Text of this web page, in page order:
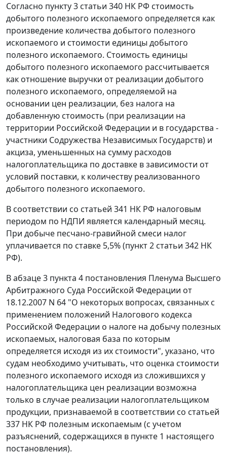
Согласно пункту 3 статьи 340 НК РФ стоимость
добытого полезного ископаемого определяется как
произведение количества добытого полезного
ископаемого и стоимости единицы добытого
полезного ископаемого. Стоимость единицы
добытого полезного ископаемого рассчитывается
как отношение выручки от реализации добытого
полезного ископаемого, определяемой на
основании цен реализации, без налога на
добавленную стоимость (при реализации на
территории Российской Федерации и в государства -
участники Содружества Независимых Государств) и
акциза, уменьшенных на сумму расходов
налогоплательщика по доставке в зависимости от
условий поставки, к количеству реализованного
добытого полезного ископаемого.
В соответствии со статьей 341 НК РФ налоговым
периодом по НДПИ является календарный месяц.
При добыче песчано-гравийной смеси налог
уплачивается по ставке 5,5% (пункт 2 статьи 342 НК
РФ).
Вабзаце 3 пункта 4 постановления Пленума Высшего
Арбитражного Суда Российской Федерации от
18.12.2007 N 64 "О некоторых вопросах, связанных с
применением положений Налогового кодекса
Российской Федерации о налоге на добычу полезных
ископаемых, налоговая база по которым
определяется исходя из их стоимости", указано, что
судам необходимо учитывать, что оценка стоимости
полезного ископаемого исходя из сложившихся у
налогоплательщика цен реализации возможна
только в случае реализации налогоплательщиком
продукции, признаваемой в соответствии со статьей
337 НК РФ полезным ископаемым (с учетом
разъяснений, содержащихся в пункте 1 настоящего
постановления).